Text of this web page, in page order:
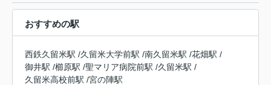
おすすめの駅
西鉄久留米駅 /久留米大学前駅 /南久留米駅 /花畑駅 /
御井駅 /櫛原駅 /聖マリア病院前駅 /久留米駅 /
久留米高校前駅 /宮の陣駅